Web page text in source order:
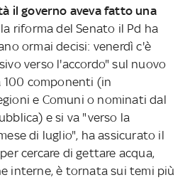
il governo aveva fatto una
riforma del Senato il Pd ha
ormai decisi: venerdì c'è
verso l'accordo" sul nuovo
componenti (in
e Comuni o nominati dal
e si va "verso la
di luglio", ha assicurato il
cercare di gettare acqua,
interne, è tornata sui temi più